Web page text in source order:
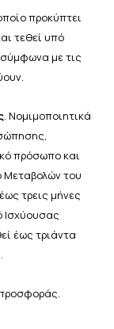
προκύπτει
τεθεί υπό
σύμφωνα μετις
. Νομιμοποιητικά
πρόσωποκαι
Μεταβολών του
τρεις μήνες
Ισχύουσας
έως τριάντα